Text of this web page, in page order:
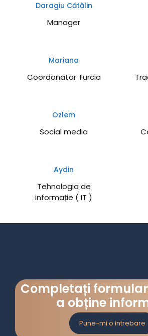
Daragiu Cătălin
Manager
Mariana
Coordonator Turcia
Ozlem
Social media
Aydin
Tehnologia de
informație ( IT )
Completați
a obține
Pune-mi o intrebare